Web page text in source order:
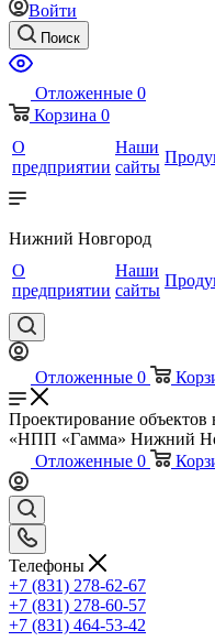
Войти
Поиск
Отложенные 0
Корзина 0
О
предприятии
Наши
сайты
Нижний Новгород
О
предприятии
Наши
сайты
Отложенные 0
Проектирование
«НПП «Гамма» Нижний
Отложенные 0
Телефоны
+7 (831) 278-62-67
+7 (831) 278-60-57
+7 (831) 464-53-42